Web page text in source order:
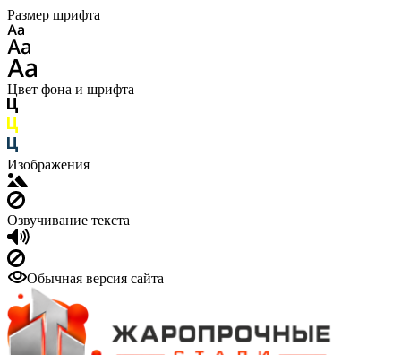
Размер шрифта
Цвет фона и шрифта
Изображения
Озвучивание текста
Обычная версия сайта